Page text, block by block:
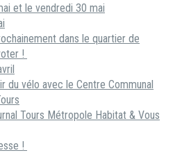
et le vendredi 30 mai
dans le quartier de
!
du vélo avec le Centre Communal
Tours Métropole Habitat & Vous
!